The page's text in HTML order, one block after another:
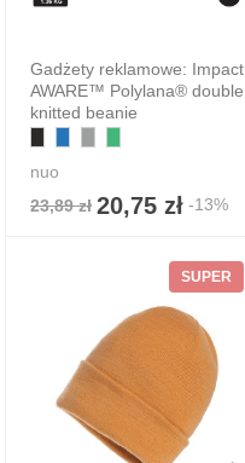
Gadżety reklamowe: Impact
AWARE™ Polylana® double
knitted beanie
nuo
23,89 zł 20,75 zł -13%
SUPER